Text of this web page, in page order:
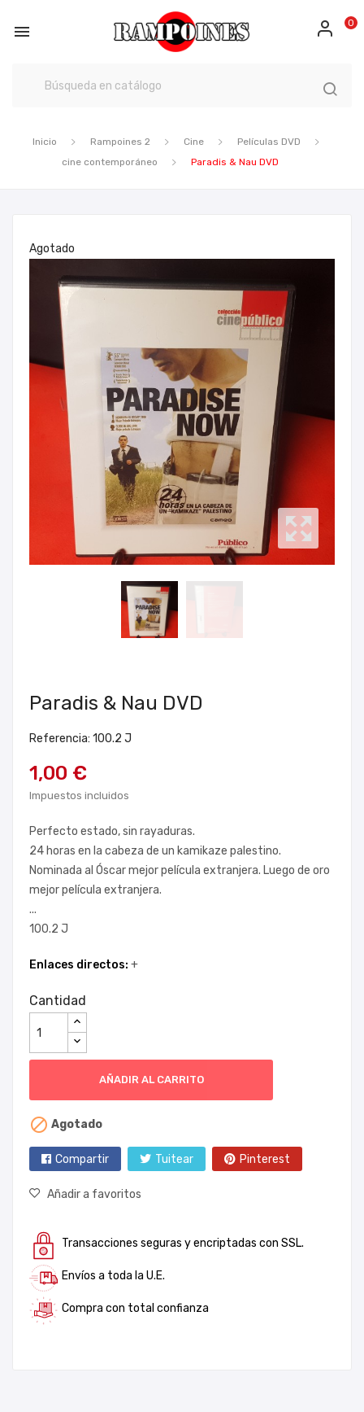
 0
Inicio Rampoines 2 Cine
Películas DVD
cine contemporáneo
Paradis & Nau DVD
Agotado
Paradis & Nau DVD
Referencia: 100.2 J
1,00 €
Impuestos incluidos
Perfecto estado, sin rayaduras.
24 horas en la cabeza de un kamikaze palestino.
Nominada al Óscar mejor película extranjera. Luego de oro
mejor película extranjera.
...
100.2 J
Enlaces directos: +
Cantidad
AÑADIR AL CARRITO
 Agotado
Compartir Tuitear Pinterest
Añadir a favoritos
Transacciones seguras y encriptadas con SSL.
Envíos a toda la U.E.
Compra con total confianza